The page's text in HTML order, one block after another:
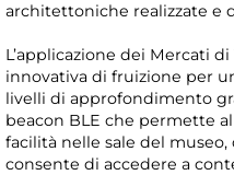
architettoniche realizzate e
L’applicazione dei Mercati
innovativa di fruizione per
livelli di approfondimento
beacon BLE che permette
facilità nelle sale del
consente di accedere a